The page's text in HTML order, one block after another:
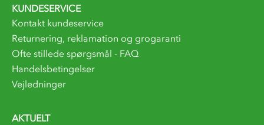
KUNDESERVICE
Kontakt kundeservice
Returnering, reklamation og grogaranti
Ofte stillede spørgsmål - FAQ
Handelsbetingelser
Vejledninger
AKTUELT